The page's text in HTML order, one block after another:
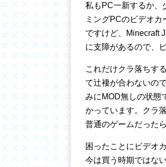
私もPC一新するか、
ミングPCのビデオ
ですけど、Minecraft
に支障があるので、
これだけクラ落ちす
て辻褄が合わないの
みにMOD無しの状態
かっています。クラ
普通のゲームだった
困ったことにビデオ
今は買う時期ではな